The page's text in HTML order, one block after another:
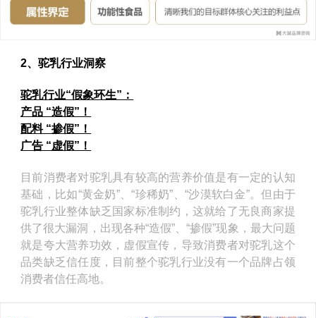
2、驼乳行业洞察
驼乳行业“假象环生”：
产品 “造假”！
配料 “掺假”！
广告 “虚假”！
目前消费者对驼乳具有较高的营养价值是有一定的认知
基础，比如“黄金奶”、“珍稀奶”、“沙漠软白金”。但由于
驼乳行业整体缺乏国家标准制约，这就给了无良商家提
供了很大漏洞，出现各种“造假”、“掺假”现象，最大问题
就是夸大营养功效，虚假宣传，导致消费者对驼乳这个
品类缺乏信任度，目前整个驼乳行业没有一个品牌占领
消费者信任高地。